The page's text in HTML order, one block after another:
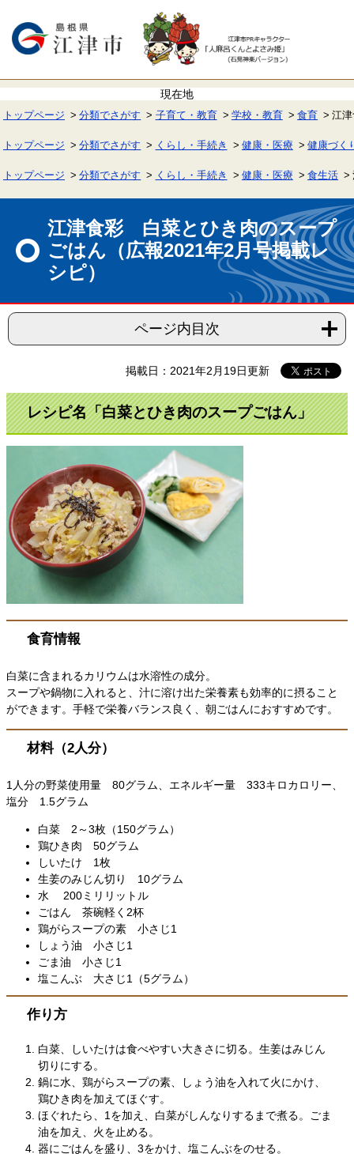
で
ば
本
へ
トップページ 分類でさがす 子育て・教育 学校・教育 食育 江
トップページ 分類でさがす くらし・手続き 健康・医療 健康づく
トップページ 分類でさがす くらし・手続き 健康・医療 食生活
江津食彩 白菜とひき肉のスープ
ごはん（広報2021年2月号掲載レ
シピ）
ページ内目次
掲載日：2021年2月19日更新
レシピ名「白菜とひき肉のスープごはん」
食育情報
白菜に含まれるカリウムは水溶性の成分。
スープや鍋物に入れると、汁に溶け出た栄養素も効率的に摂ること
ができます。手軽で栄養バランス良く、朝ごはんにおすすめです。
材料（2人分）
1人分の野菜使用量 80グラム、エネルギー量 333キロカロリー、
塩分 1.5グラム
白菜 2～3枚（150グラム）
鶏ひき肉 50グラム
しいたけ 1枚
生姜のみじん切り 10グラム
水 200ミリリットル
ごはん 茶碗軽く2杯
鶏がらスープの素 小さじ1
しょう油 小さじ1
ごま油 小さじ1
塩こんぶ 大さじ1（5グラム）
作り方
白菜、しいたけは食べやすい大きさに切る。生姜はみじん
切りにする。
鍋に水、鶏がらスープの素、しょう油を入れて火にかけ、
鶏ひき肉を加えてほぐす。
ほぐれたら、1を加え、白菜がしんなりするまで煮る。ごま
油を加え、火を止める。
器にごはんを盛り、3をかけ、塩こんぶをのせる。